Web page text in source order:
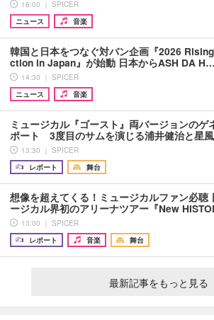
16:00 ｜ SPICER
ニュース
音楽
韓国と日本をつなぐ対バン企画『2026
ction in Japan』が始動 日本からASH DA H…
14:30 ｜ SPICER
ニュース
音楽
ミュージカル『ゴースト』両バージョンのゲ
ポート 3度目のサムを演じる浦井健治と星
13:30 ｜ SPICER
レポート
舞台
想像を超えてくる！ミュージカルファン必聴
ージカル界初のアリーナツアー『New
13:00 ｜ SPICER
レポート
音楽 舞台
最新記事をもっと見る